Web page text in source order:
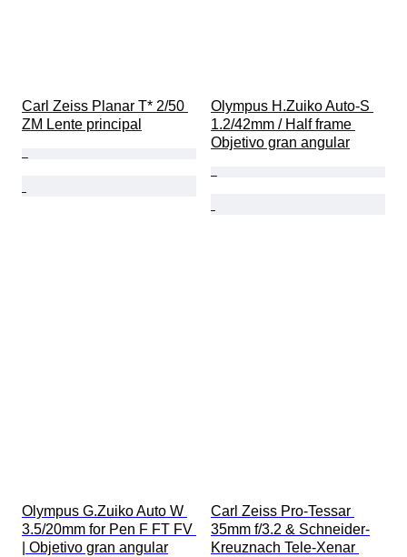
Carl Zeiss Planar T* 2/50
ZM Lente principal
Olympus H.Zuiko Auto-S
1.2/42mm / Half frame
Objetivo gran angular
Olympus G.Zuiko Auto W
3.5/20mm for Pen F FT FV
| Objetivo gran angular
Carl Zeiss Pro-Tessar
35mm f/3.2 & Schneider-
Kreuznach Tele-Xenar